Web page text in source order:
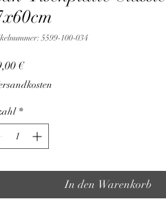
5599-100-034
€Preis
*
In den Warenkorb